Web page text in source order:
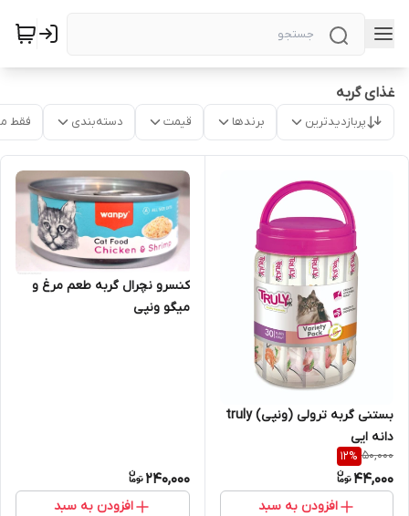
غذای گربه
پربازدیدترین برندها قیمت دسته‌بندی فقط
بستنی گربه ترولی (ونپی) truly
دانه ایی
50,000
12%
44,000
افزودن به سبد
کنسرو نچرال گربه طعم مرغ و
میگو ونپی
240,000
افزودن به سبد